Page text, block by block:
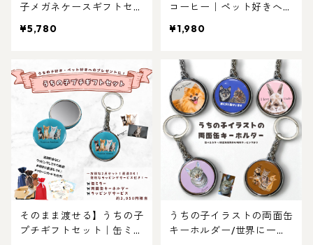
子メガネケースギフトセッ
ガネケースのセット！猫好
のギフトにも！父の日・母
の日・お誕生日プレゼント
にもおすすめおすすめ！写
真からリアルなイラスト作
成・ラッピング無料・ペッ
ト好き・犬好き・猫好きへ
のプレゼントに！！
¥5,780
コーヒー｜ペット好きへの
入りドリップバッグ｜母の
もおすすめ！
¥1,980
そのまま渡せる】うちの子
プチギフトセット｜缶ミラ
うちの子イラストの両面缶
キーホルダー/世界に一つ